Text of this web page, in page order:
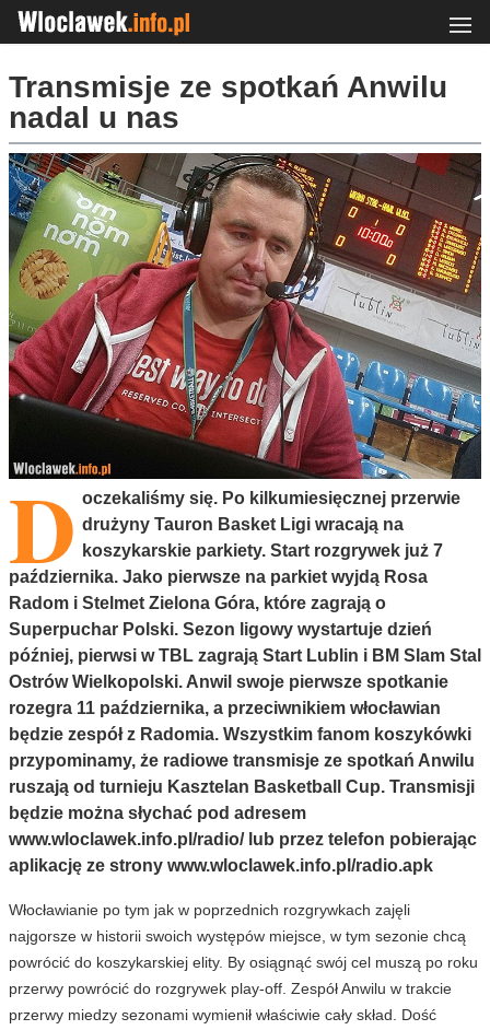
Transmisje ze spotkań Anwilu
nadal u nas
D oczekaliśmy się. Po kilkumiesięcznej przerwie
drużyny Tauron Basket Ligi wracają na
koszykarskie parkiety. Start rozgrywek już 7
października. Jako pierwsze na parkiet wyjdą Rosa
Radom i Stelmet Zielona Góra, które zagrają o
Superpuchar Polski. Sezon ligowy wystartuje dzień
później, pierwsi w TBL zagrają Start Lublin i BM Slam Stal
Ostrów Wielkopolski. Anwil swoje pierwsze spotkanie
rozegra 11 października, a przeciwnikiem włocławian
będzie zespół z Radomia. Wszystkim fanom koszykówki
przypominamy, że radiowe transmisje ze spotkań Anwilu
ruszają od turnieju Kasztelan Basketball Cup. Transmisji
będzie można słychać pod adresem
www.wloclawek.info.pl/radio/ lub przez telefon pobierając
aplikację ze strony www.wloclawek.info.pl/radio.apk
Włocławianie po tym jak w poprzednich rozgrywkach zajęli
najgorsze w historii swoich występów miejsce, w tym sezonie chcą
powrócić do koszykarskiej elity. By osiągnąć swój cel muszą po roku
przerwy powrócić do rozgrywek play-off. Zespół Anwilu w trakcie
przerwy miedzy sezonami wymienił właściwie cały skład. Dość